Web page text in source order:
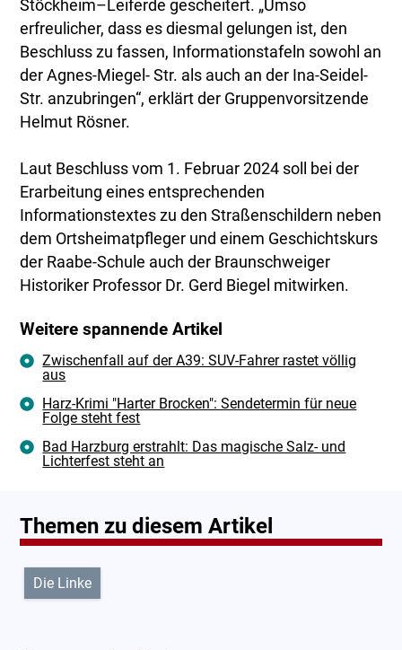
Stöckheim–Leiferde gescheitert. „Umso
erfreulicher, dass es diesmal gelungen ist, den
Beschluss zu fassen, Informationstafeln sowohl an
der Agnes-Miegel- Str. als auch an der Ina-Seidel-
Str. anzubringen“, erklärt der Gruppenvorsitzende
Helmut Rösner.
Laut Beschluss vom 1. Februar 2024 soll bei der
Erarbeitung eines entsprechenden
Informationstextes zu den Straßenschildern neben
dem Ortsheimatpfleger und einem Geschichtskurs
der Raabe-Schule auch der Braunschweiger
Historiker Professor Dr. Gerd Biegel mitwirken.
Weitere spannende Artikel
Zwischenfall auf der A39: SUV-Fahrer rastet völlig
aus
Harz-Krimi "Harter Brocken": Sendetermin für neue
Folge steht fest
Bad Harzburg erstrahlt: Das magische Salz- und
Lichterfest steht an
Themen zu diesem Artikel
Die Linke